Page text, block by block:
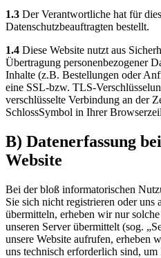
1.3 Der Verantwortliche hat für
Datenschutzbeauftragten bestellt.
1.4 Diese Website nutzt aus
Übertragung personenbezogener
Inhalte (z.B. Bestellungen oder
eine SSL-bzw. TLS-
verschlüsselte Verbindung an der
SchlossSymbol in Ihrer
B) Datenerfassung
Website
Bei der bloß informatorischen
Sie sich nicht registrieren oder
übermitteln, erheben wir nur
unseren Server übermittelt (sog.
unsere Website aufrufen, erheben
uns technisch erforderlich sind,